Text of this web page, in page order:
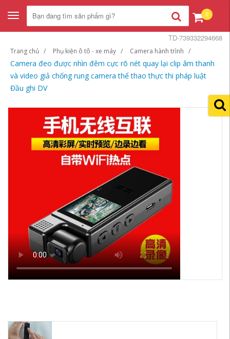
Toggle
navigation
0
Trang chủ Phụ kiện ô tô - xe máy Camera hành trình
Camera đeo được nhìn đêm cực rõ nét quay lại clip âm thanh
và video giả chống rung camera thể thao thực thi pháp luật
Đầu ghi DV
TD-739332294668